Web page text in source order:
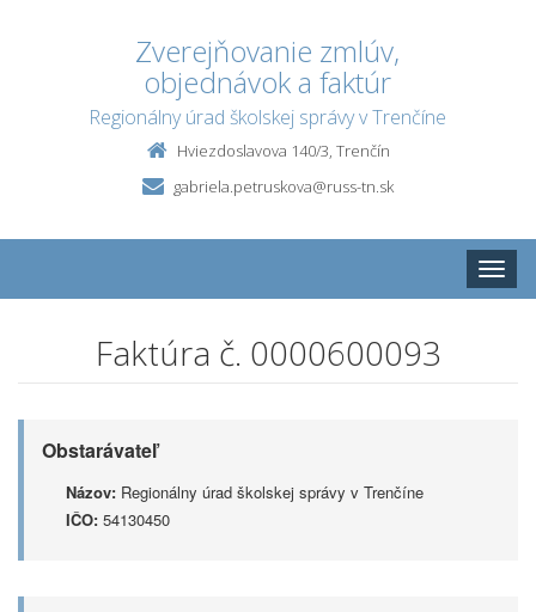
Zverejňovanie zmlúv,
objednávok a faktúr
Regionálny úrad školskej správy v Trenčíne
Hviezdoslavova 140/3, Trenčín
gabriela.petruskova@russ-tn.sk
Toggle
Faktúra č. 0000600093
Obstarávateľ
Názov: Regionálny úrad školskej správy v Trenčíne
IČO: 54130450